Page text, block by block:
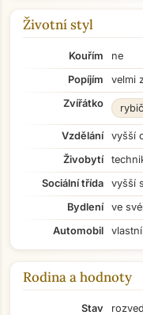
Životní styl
Kouřím
ne
Popíjím
velmi
Zvířátko
Vzdělání
vyšší
Živobytí
Sociální třída
vyšší
Bydlení
ve
Automobil
Rodina a hodnoty
Stav